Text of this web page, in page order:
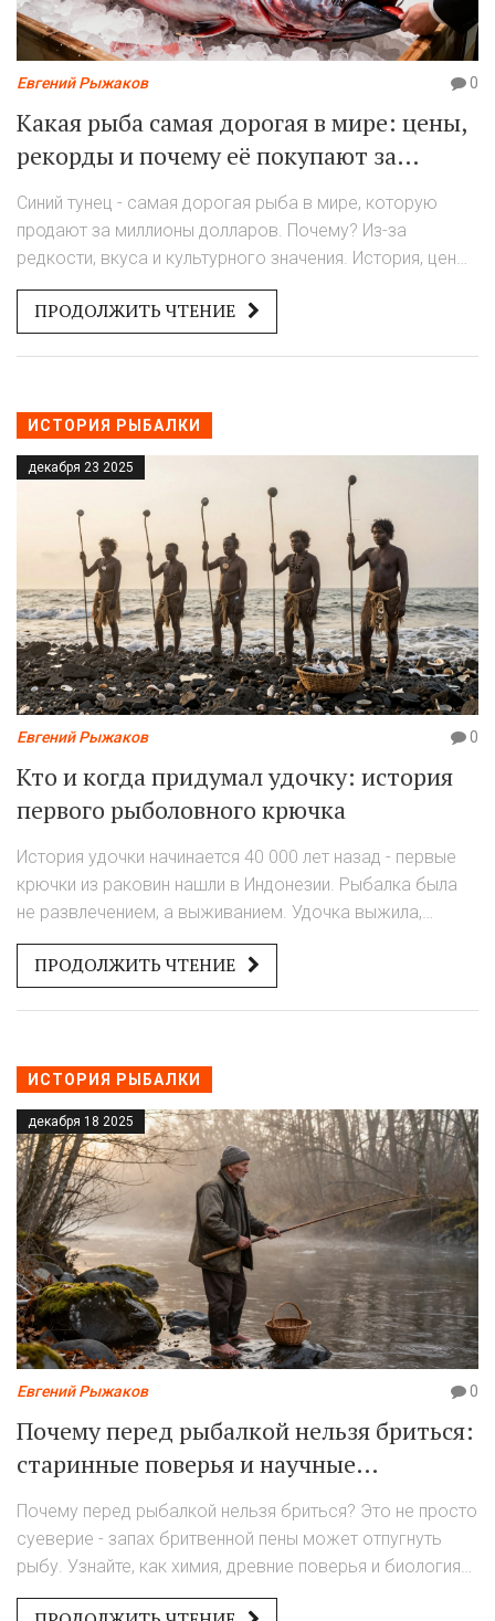
Евгений Рыжаков 0
Какая рыба самая дорогая в мире: цены,
рекорды и почему её покупают за
миллионы
Синий тунец - самая дорогая рыба в мире, которую
продают за миллионы долларов. Почему? Из-за
редкости, вкуса и культурного значения. История, цены
и почему её покупают.
ПРОДОЛЖИТЬ ЧТЕНИЕ
ИСТОРИЯ РЫБАЛКИ
декабря 23 2025
Евгений Рыжаков 0
Кто и когда придумал удочку: история
первого рыболовного крючка
История удочки начинается 40 000 лет назад - первые
крючки из раковин нашли в Индонезии. Рыбалка была
не развлечением, а выживанием. Удочка выжила,
потому что она проста, эффективна и не требует
сложных технологий.
ПРОДОЛЖИТЬ ЧТЕНИЕ
ИСТОРИЯ РЫБАЛКИ
декабря 18 2025
Евгений Рыжаков 0
Почему перед рыбалкой нельзя бриться:
старинные поверья и научные
объяснения
Почему перед рыбалкой нельзя бриться? Это не просто
суеверие - запах бритвенной пены может отпугнуть
рыбу. Узнайте, как химия, древние поверья и биология
рыбы связаны между собой.